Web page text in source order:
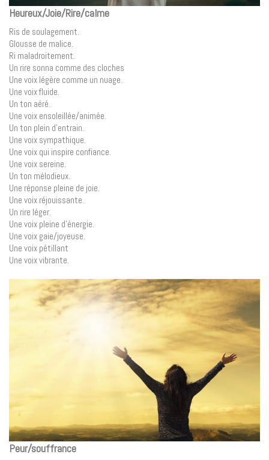
Heureux/Joie/Rire/calme
Ris de soulagement.
Glousse de malice.
Ri maladroitement.
Un rire sonna comme des cloches
Une voix légère comme un nuage.
Une voix fluide.
Un ton aéré.
Une voix ensoleillée/animée.
Un ton plein d’entrain.
Une voix sympathique.
Une voix qui inspire confiance.
Une voix sereine.
Un ton mélodieux.
Une réponse pleine de joie.
Une voix réjouissante.
Un rire léger.
Une voix pleine d’énergie.
Une voix gaie/joyeuse.
Une voix pétillant
Une voix vibrante.
Peur/souffrance